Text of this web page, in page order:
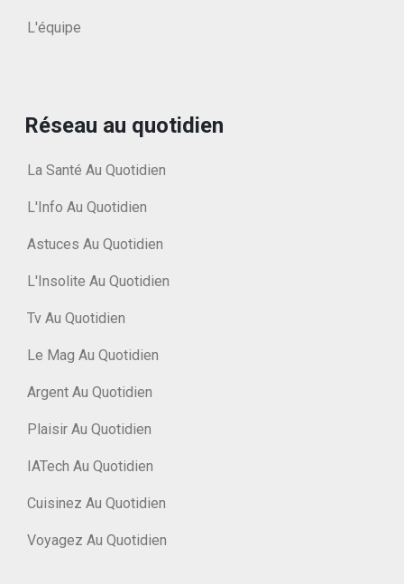
L'équipe
Réseau au quotidien
La Santé Au Quotidien
L'Info Au Quotidien
Astuces Au Quotidien
L'Insolite Au Quotidien
Tv Au Quotidien
Le Mag Au Quotidien
Argent Au Quotidien
Plaisir Au Quotidien
IATech Au Quotidien
Cuisinez Au Quotidien
Voyagez Au Quotidien